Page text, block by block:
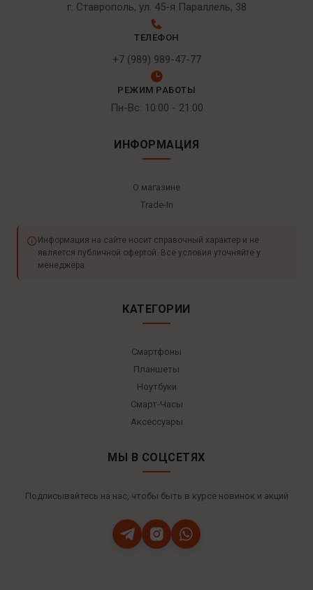
г. Ставрополь, ул. 45-я Параллель, 38
ТЕЛЕФОН
+7 (989) 989-47-77
РЕЖИМ РАБОТЫ
Пн-Вс: 10:00 - 21:00
ИНФОРМАЦИЯ
О магазине
Trade-In
Информация на сайте носит справочный характер и не
является публичной офертой. Все условия уточняйте у
менеджера.
КАТЕГОРИИ
Смартфоны
Планшеты
Ноутбуки
Смарт-Часы
Аксессуары
МЫ В СОЦСЕТЯХ
Подписывайтесь на нас, чтобы быть в курсе новинок и акций